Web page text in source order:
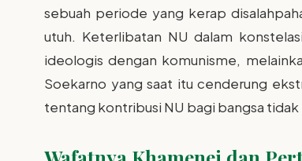
sebuah periode yang kerap
utuh. Keterlibatan NU dalam
ideologis dengan komunisme,
Soekarno yang saat itu cenderung
tentang kontribusi NU bagi bangsa